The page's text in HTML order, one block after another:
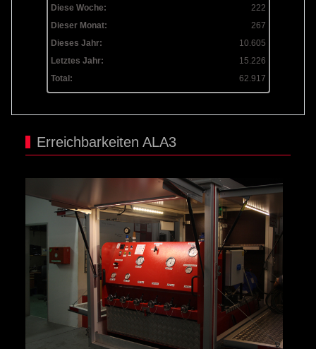
Diese Woche:
222
Dieser Monat:
267
Dieses Jahr:
10.605
Letztes Jahr:
15.226
Total:
62.917
Erreichbarkeiten ALA3